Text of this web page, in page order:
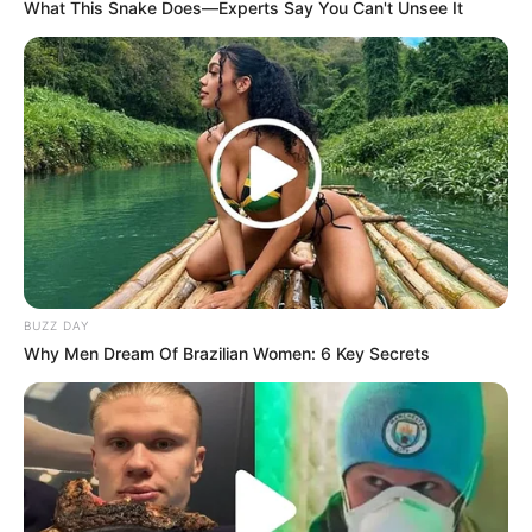
(foto: twitter/CUBECLC)
Biodata & Profil
What This Snake Does—Experts Say You Can't Unsee It
BUZZ DAY
Why Men Dream Of Brazilian Women: 6 Key Secrets